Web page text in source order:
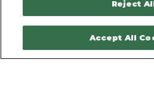
Reject
Accept All